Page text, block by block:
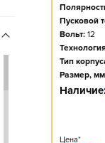
Пусковой
Вольт: 12
Тип
Размер,
Наличие:
Цена*